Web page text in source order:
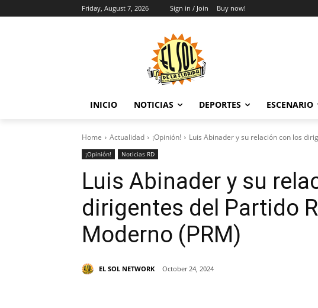
Friday, August 7, 2026 Sign in / Join Buy now!
INICIO NOTICIAS DEPORTES ESCENARIO
Home Actualidad ¡Opinión! Luis Abinader y su relación con los
¡Opinión! Noticias RD
Luis Abinader y su
dirigentes del Partido
Moderno (PRM)
EL SOL NETWORK October 24, 2024